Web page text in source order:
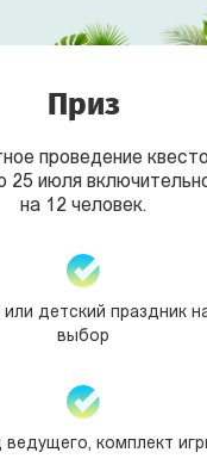
Приз
проведение
25 июля
на 12 человек.
детский праздник
выбор
ведущего, комплект